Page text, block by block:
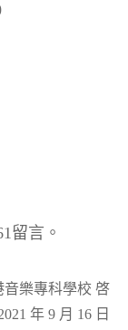
留言。
音樂專科學校 啓
年 9 月 16 日